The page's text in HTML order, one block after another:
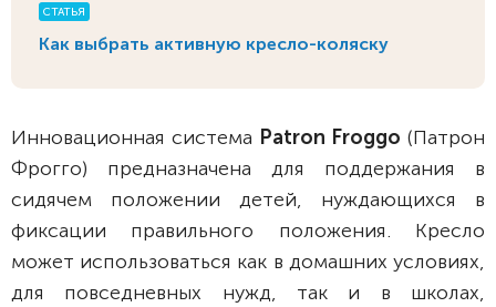
СТАТЬЯ
Как выбрать активную кресло-коляску
Инновационная система Patron Froggo (Патрон
Фрогго) предназначена для поддержания в
сидячем положении детей, нуждающихся в
фиксации правильного положения. Кресло
может использоваться как в домашних условиях,
для повседневных нужд, так и в школах,